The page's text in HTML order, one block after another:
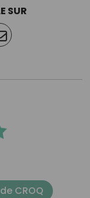
SUR
CROQ